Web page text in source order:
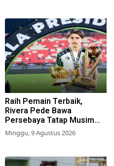
Raih Pemain Terbaik,
Rivera Pede Bawa
Persebaya Tatap Musim
2026-2027
Minggu, 9 Agustus 2026